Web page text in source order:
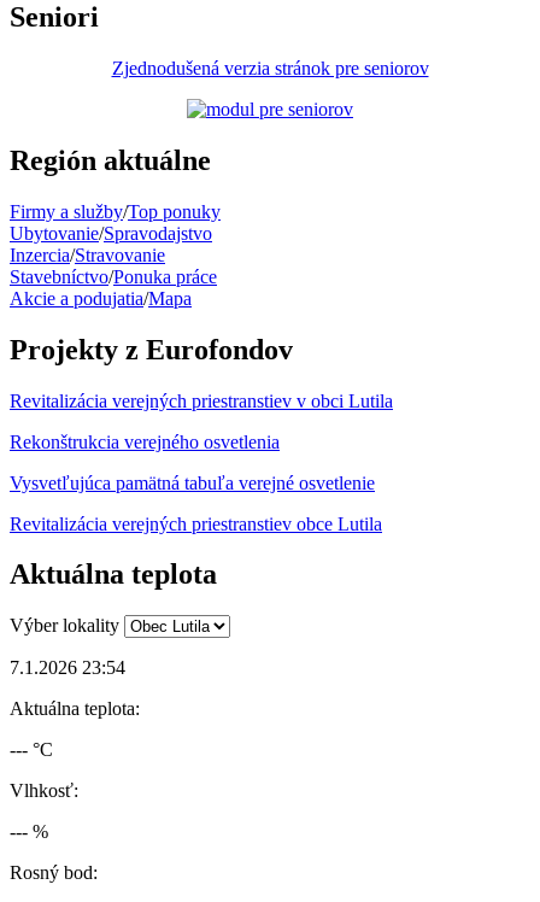
Seniori
Zjednodušená verzia stránok pre seniorov
Región aktuálne
Firmy a služby/Top ponuky
Ubytovanie/Spravodajstvo
Inzercia/Stravovanie
Stavebníctvo/Ponuka práce
Akcie a podujatia/Mapa
Projekty z Eurofondov
Revitalizácia verejných priestranstiev v obci Lutila
Rekonštrukcia verejného osvetlenia
Vysvetľujúca pamätná tabuľa verejné osvetlenie
Revitalizácia verejných priestranstiev obce Lutila
Aktuálna teplota
Výber lokality
7.1.2026 23:54
Aktuálna teplota:
--- °C
Vlhkosť:
--- %
Rosný bod: